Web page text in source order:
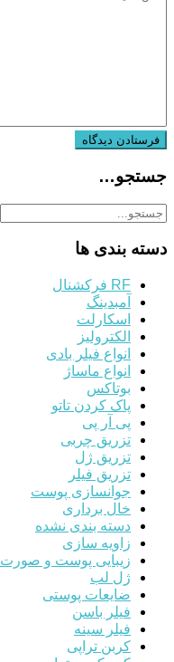
جستجو…
دسته بندی ها
RF فرکشنال
آمبدینگ
اسکارلت
الکترولیز
انواع فیلر بادی
انواع ماساژ
بوتاکس
پاک کردن تاتو
پی آر پی
تزریق چربی
تزریق ژل
تزریق فیلر
جوانسازی پوست
خال برداری
دسته بندی نشده
زاویه سازی
زیبایی پوست و صورت
ژل لب
ضایعات پوستی
فیلر باسن
فیلر سینه
کربن تراپی